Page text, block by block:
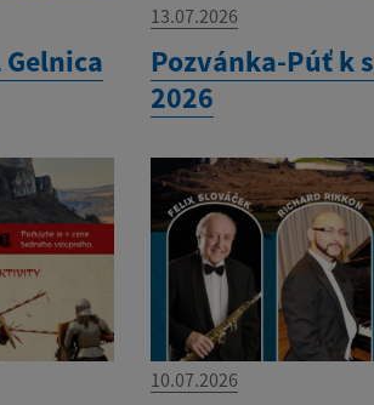
Gelnica
13.07.2026
Pozvánka-Púť k
2026
10.07.2026